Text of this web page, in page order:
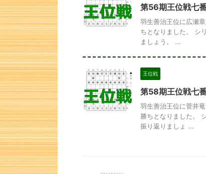
第56期王位戦七
羽生善治王位に広瀬
ちとなりました。 シ
ましょう。 ...
王位戦
第58期王位戦七
羽生善治王位に菅井
勝ちとなりました。
振り返りましょ ...